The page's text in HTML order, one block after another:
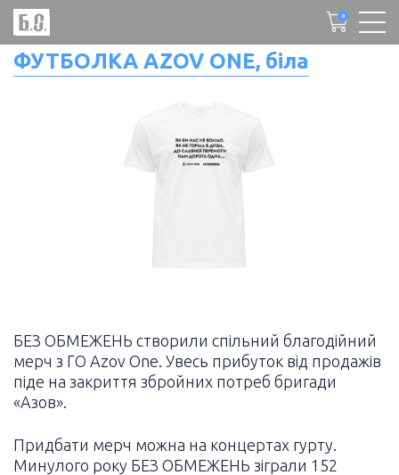
0
ФУТБОЛКА AZOV ONE, біла
БЕЗ ОБМЕЖЕНЬ створили спільний благодійний
мерч з ГО Azov One. Увесь прибуток від продажів
піде на закриття збройних потреб бригади
«Азов».
Придбати мерч можна на концертах гурту.
Минулого року БЕЗ ОБМЕЖЕНЬ зіграли 152